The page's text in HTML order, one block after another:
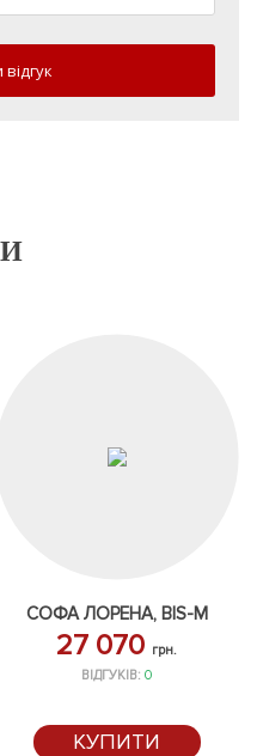
СОФА ЛОРЕНА, BIS-M
27 070 грн.
ВІДГУКІВ:0
КУПИТИ